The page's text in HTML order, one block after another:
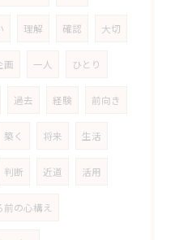
理解 確認 大切
画 一人 ひとり
過去 経験 前向き
築く 将来 生活
判断 近道 活用
の心構え